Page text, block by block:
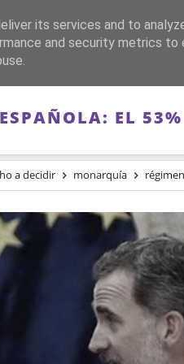
FRANQUISMO
EL
a decidir monarquía régimen
its services and to
and security metrics